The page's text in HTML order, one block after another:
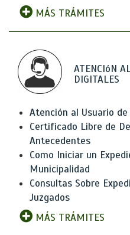
MÁS TRÁMITES
ATENCIóN
DIGITALES
Atención al Usuario
Certificado Libre de
Antecedentes
Como Iniciar un
Municipalidad
Consultas Sobre
Juzgados
MÁS TRÁMITES